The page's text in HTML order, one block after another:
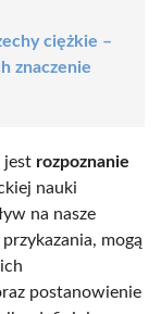
ciężkie –
znaczenie
jest rozpoznanie
nauki
na nasze
mogą
postanowienie